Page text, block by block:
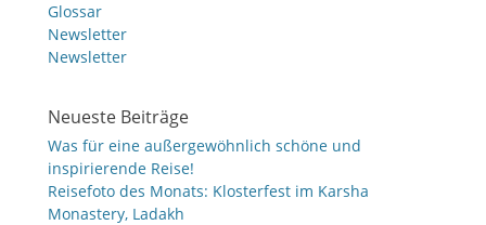
Glossar
Newsletter
Newsletter
Neueste Beiträge
Was für eine außergewöhnlich schöne und
inspirierende Reise!
Reisefoto des Monats: Klosterfest im Karsha
Monastery, Ladakh